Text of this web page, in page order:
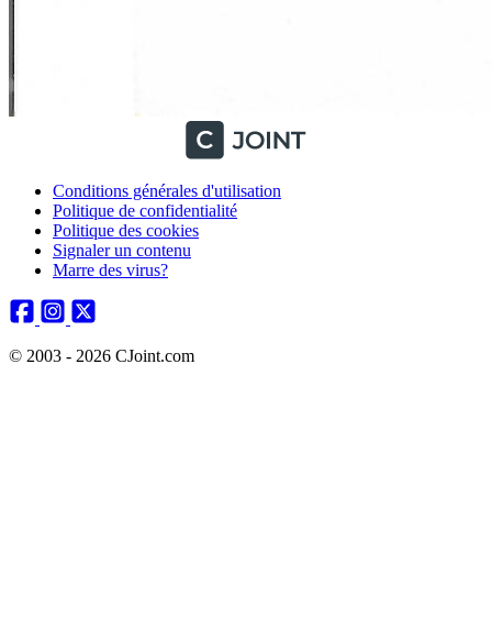
Conditions générales d'utilisation
Politique de confidentialité
Politique des cookies
Signaler un contenu
Marre des virus?
© 2003 - 2026 CJoint.com